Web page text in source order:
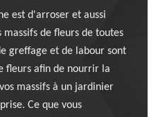
est d'arroser et aussi
de fleurs de toutes
greffage et de labour sont
fleurs afin de nourrir la
massifs à un jardinier
Ce que vous